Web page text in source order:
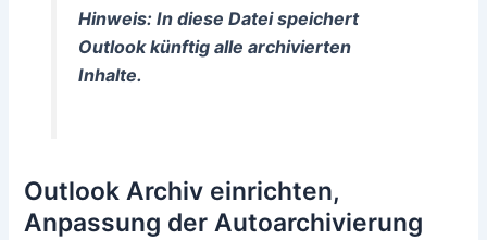
Hinweis: In diese Datei speichert
Outlook künftig alle archivierten
Inhalte.
Outlook Archiv einrichten,
Anpassung der Autoarchivierung